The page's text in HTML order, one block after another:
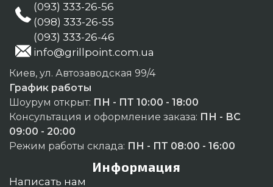
(093) 333-26-56
(098) 333-26-55
(093) 333-26-46
info@grillpoint.com.ua
Киев, ул. Автозаводская 99/4
График работы
Шоурум открыт: ПН - ПТ 10:00 - 18:00
Консультация и оформление заказа: ПН - ВС
09:00 - 20:00
Режим работы склада: ПН - ПТ 08:00 - 16:00
Информация
Написать нам